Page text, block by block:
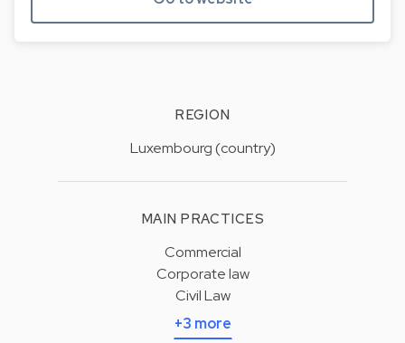
REGION
Luxembourg (country)
MAIN PRACTICES
Commercial
Corporate law
Civil Law
+3 more